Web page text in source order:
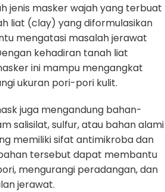
jenis masker wajah yang terbuat
liat (clay) yang diformulasikan
mengatasi masalah jerawat
kehadiran tanah liat
ini mampu mengangkat
ukuran pori-pori kulit.
juga mengandung bahan-
salisilat, sulfur, atau bahan alami
memiliki sifat antimikroba dan
tersebut dapat membantu
mengurangi peradangan, dan
jerawat.